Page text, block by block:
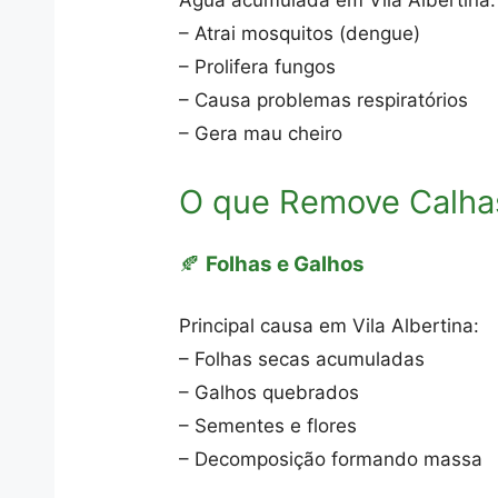
– Atrai mosquitos (dengue)
– Prolifera fungos
– Causa problemas respiratórios
– Gera mau cheiro
O que Remove
🍂 Folhas e Galhos
Principal causa em Vila Albertina:
– Folhas secas acumuladas
– Galhos quebrados
– Sementes e flores
– Decomposição formando massa